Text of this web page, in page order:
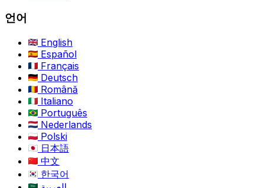
언어
English
Español
Français
Deutsch
Română
Italiano
Português
Nederlands
Polski
日本語
中文
한국어